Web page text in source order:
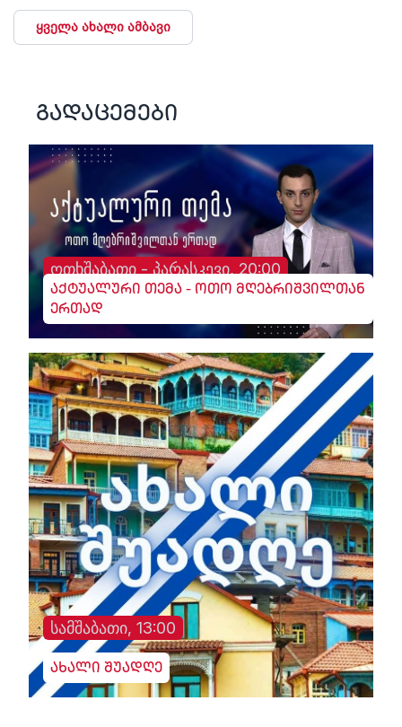
ყველა ახალი ამბავი
გადაცემები
ოთხშაბათი - პარასკევი, 20:00
აქტუალური თემა - ოთო მღებრიშვილთან
ერთად
სამშაბათი, 13:00
ახალი შუადღე